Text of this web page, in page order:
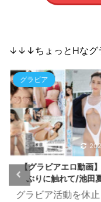
↓↓↓ちょっとHなグ
グラビア
【グラビアエロ動画
ぶりに触れて/池田
グラビア活動を休